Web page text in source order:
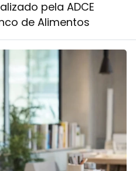
pela ADCE
de Alimentos